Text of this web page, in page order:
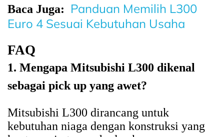
Baca Juga:
Panduan Memilih L300
Euro 4 Sesuai Kebutuhan Usaha
FAQ
1. Mengapa Mitsubishi L300 dikenal
sebagai pick up yang awet?
Mitsubishi L300 dirancang untuk
kebutuhan niaga dengan konstruksi yang